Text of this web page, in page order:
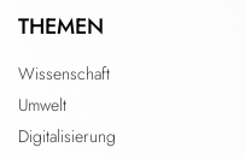
THEMEN
Wissenschaft
Umwelt
Digitalisierung